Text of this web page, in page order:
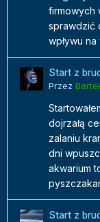
firmowych
sprawdzić
wpływu na
Start z
Przez
dojrzałą
zalaniu
dni
akwarium
Start z